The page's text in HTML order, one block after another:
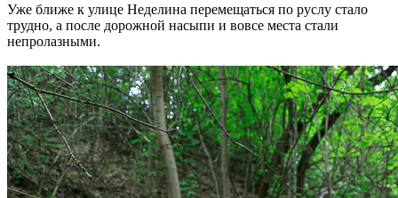
Уже ближе к улице Неделина перемещаться по руслу стало
трудно, а после дорожной насыпи и вовсе места стали
непролазными.